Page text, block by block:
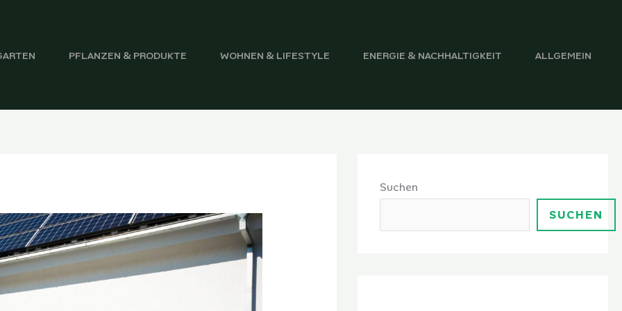
PFLANZEN & PRODUKTE WOHNEN & LIFESTYLE ENERGIE & NACHHALTIGKEIT ALLGEMEIN
Suchen
SUCHEN